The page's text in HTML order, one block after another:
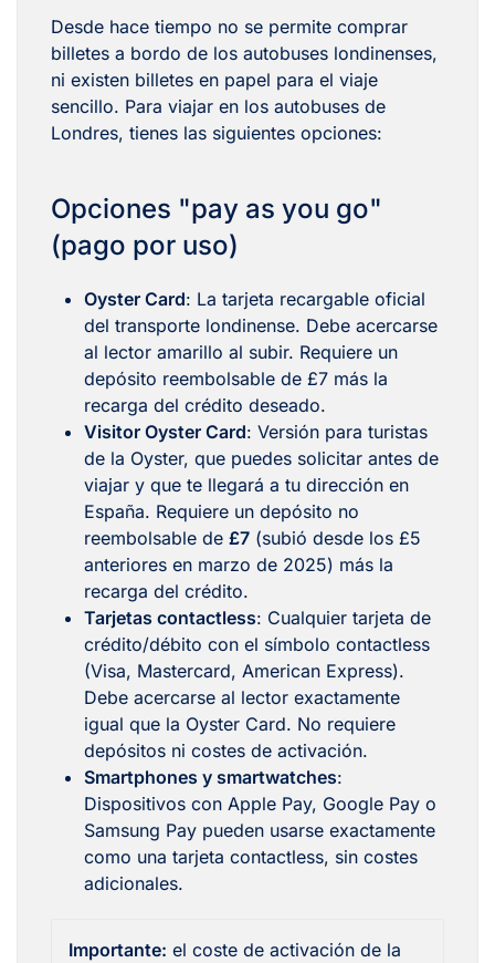
Desde hace tiempo no se permite comprar
billetes a bordo de los autobuses londinenses,
ni existen billetes en papel para el viaje
sencillo. Para viajar en los autobuses de
Londres, tienes las siguientes opciones:
Opciones "pay as you go"
(pago por uso)
Oyster Card: La tarjeta recargable oficial
del transporte londinense. Debe acercarse
al lector amarillo al subir. Requiere un
depósito reembolsable de £7 más la
recarga del crédito deseado.
Visitor Oyster Card: Versión para turistas
de la Oyster, que puedes solicitar antes de
viajar y que te llegará a tu dirección en
España. Requiere un depósito no
reembolsable de £7 (subió desde los £5
anteriores en marzo de 2025) más la
recarga del crédito.
Tarjetas contactless: Cualquier tarjeta de
crédito/débito con el símbolo contactless
(Visa, Mastercard, American Express).
Debe acercarse al lector exactamente
igual que la Oyster Card. No requiere
depósitos ni costes de activación.
Smartphones y smartwatches:
Dispositivos con Apple Pay, Google Pay o
Samsung Pay pueden usarse exactamente
como una tarjeta contactless, sin costes
adicionales.
Importante: el coste de activación de la